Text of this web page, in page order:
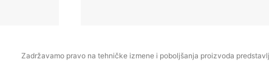
Zadržavamo pravo na tehničke izmene i poboljšanja proizvoda